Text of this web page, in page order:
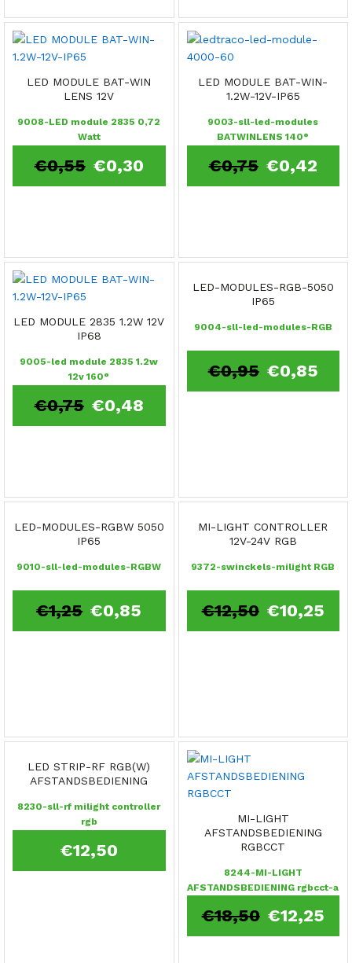
LED MODULE BAT-WIN
LENS 12V
9008-LED module 2835 0,72
Watt
€0,30
€0,55
LED MODULE BAT-WIN-
1.2W-12V-IP65
9003-sll-led-modules
BATWINLENS 140°
€0,42
€0,75
LED MODULE 2835 1.2W 12V
IP68
9005-led module 2835 1.2w
12v 160°
€0,48
€0,75
LED-MODULES-RGB-5050
IP65
9004-sll-led-modules-RGB
€0,85
€0,95
LED-MODULES-RGBW 5050
IP65
9010-sll-led-modules-RGBW
€0,85
€1,25
MI-LIGHT CONTROLLER
12V-24V RGB
9372-swinckels-milight RGB
€10,25
€12,50
LED STRIP-RF RGB(W)
AFSTANDSBEDIENING
8230-sll-rf milight controller
rgb
€12,50
MI-LIGHT
AFSTANDSBEDIENING
RGBCCT
8244-MI-LIGHT
AFSTANDSBEDIENING rgbcct-a
€12,25
€18,50